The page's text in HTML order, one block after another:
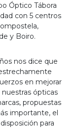
Óptico Tábora
con 5 centros
y Boiro.
nos dice que
en mejorar
nuestras ópticas
propuestas
importante, el
para